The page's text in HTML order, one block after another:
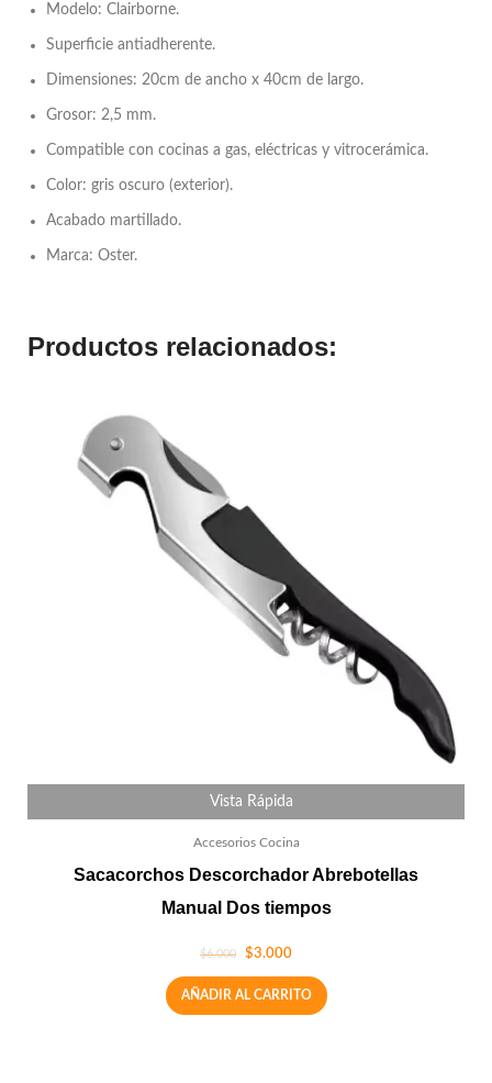
Modelo: Clairborne.
Superficie antiadherente.
Dimensiones: 20cm de ancho x 40cm de largo.
Grosor: 2,5 mm.
Compatible con cocinas a gas, eléctricas y vitrocerámica.
Color: gris oscuro (exterior).
Acabado martillado.
Marca: Oster.
Productos relacionados:
Vista Rápida
Accesorios Cocina
Sacacorchos Descorchador Abrebotellas
Manual Dos tiempos
$6.000 $3.000
AÑADIR AL CARRITO